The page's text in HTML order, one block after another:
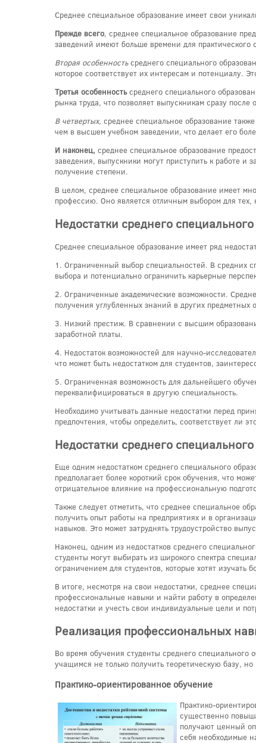
Среднее специальное образование имеет свои
Прежде всего, среднее специальное образование
заведений имеют больше времени для
Вторая особенностьсреднего специального
которое соответствует их интересам и потенциалу.
Третья особенностьсреднего специального
рынка труда, что позволяет выпускникам сразу
В четвертых, среднее специальное образование
чем в высшем учебном заведении, что делает его
И наконец, среднее специальное образование
заведения, выпускники могут приступить к работе
получение степени.
В целом, среднее специальное образование имеет
профессию. Оно является отличным выбором для тех,
Недостатки среднего
Среднее специальное образование имеет ряд
1. Ограниченный выбор специальностей. В средних
выбора и потенциально ограничить карьерные
2. Ограниченные академические возможности.
получения углубленных знаний в других предметных
3. Низкий престиж. В сравнении с высшим
заработной платы.
4. Недостаток возможностей для научно-
что может быть недостатком для студентов,
5. Ограниченная возможность для дальнейшего
переквалифицироваться в другую специальность.
Необходимо учитывать данные недостатки перед
предпочтения, чтобы определить, соответствует ли
Недостатки среднего
Еще одним недостатком среднего специального
предполагает более короткий срок обучения, что
отрицательное влияние на профессиональную
Также следует отметить, что среднее специальное
получить опыт работы на предприятиях и в
навыков. Это может затруднять трудоустройство
Наконец, одним из недостатков среднего
студенты могут выбирать из широкого спектра
ограничением для студентов, которые хотят
В итоге, несмотря на свои недостатки, среднее
профессиональные навыки и найти работу в
недостатки и учесть свои индивидуальные цели и
Реализация профессиональных
Во время обучения студенты среднего
учащимся не только получить теоретическую базу,
Практико-ориентированное обучение
Практико-
существенно
получают ценный
себя необходимые